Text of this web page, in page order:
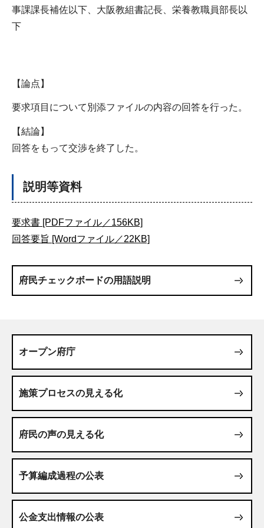
事課課長補佐以下、大阪教組書記長、栄養教職員部長以
下
【論点】
要求項目について別添ファイルの内容の回答を行った。
【結論】
回答をもって交渉を終了した。
説明等資料
要求書 [PDFファイル／156KB]
回答要旨 [Wordファイル／22KB]
府民チェックボードの用語説明
オープン府庁
施策プロセスの見える化
府民の声の見える化
予算編成過程の公表
公金支出情報の公表